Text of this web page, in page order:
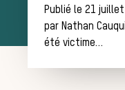
Publié le 21
par Nathan
été victime…